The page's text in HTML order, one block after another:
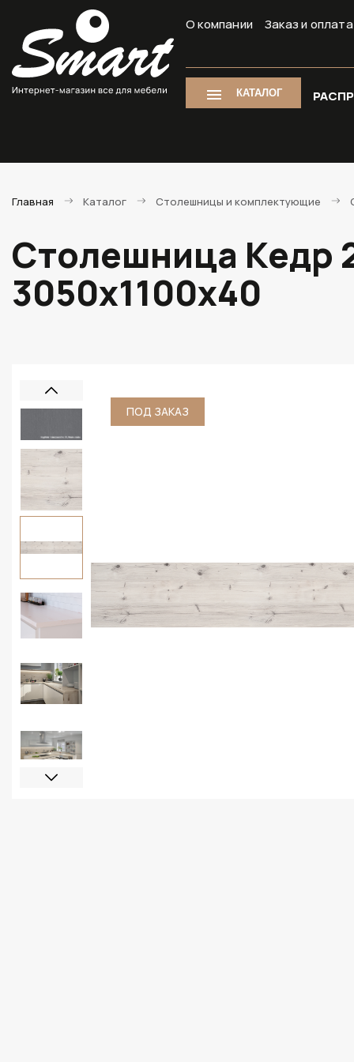
О компании Заказ и оплата
КАТАЛОГ
Главная Каталог Столешницы и комплектующие
Столешница Кедр
3050х1100х40
ПОД ЗАКАЗ